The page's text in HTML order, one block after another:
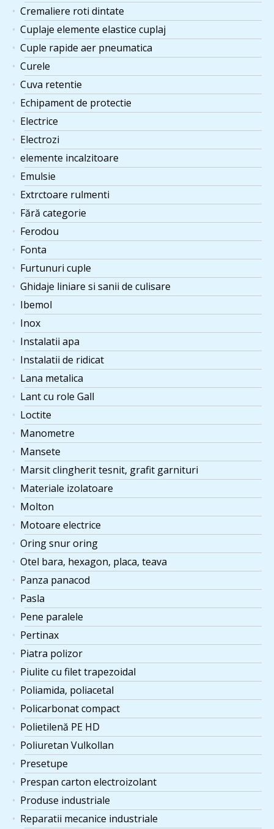
Cremaliere roti dintate
Cuplaje elemente elastice cuplaj
Cuple rapide aer pneumatica
Curele
Cuva retentie
Echipament de protectie
Electrice
Electrozi
elemente incalzitoare
Emulsie
Extrctoare rulmenti
Fără categorie
Ferodou
Fonta
Furtunuri cuple
Ghidaje liniare si sanii de culisare
Ibemol
Inox
Instalatii apa
Instalatii de ridicat
Lana metalica
Lant cu role Gall
Loctite
Manometre
Mansete
Marsit clingherit tesnit, grafit garnituri
Materiale izolatoare
Molton
Motoare electrice
Oring snur oring
Otel bara, hexagon, placa, teava
Panza panacod
Pasla
Pene paralele
Pertinax
Piatra polizor
Piulite cu filet trapezoidal
Poliamida, poliacetal
Policarbonat compact
Polietilenă PE HD
Poliuretan Vulkollan
Presetupe
Prespan carton electroizolant
Produse industriale
Reparatii mecanice industriale